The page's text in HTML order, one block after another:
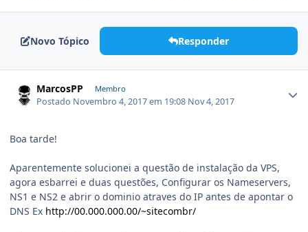
Novo Tópico Responder
MarcosPP Membro
Postado Novembro 4, 2017 em 19:08 Nov 4, 2017
Boa tarde!
Aparentemente solucionei a questão de instalação da VPS,
agora esbarrei e duas questões, Configurar os Nameservers,
NS1 e NS2 e abrir o dominio atraves do IP antes de apontar o
DNS Ex http://00.000.000.00/~sitecombr/